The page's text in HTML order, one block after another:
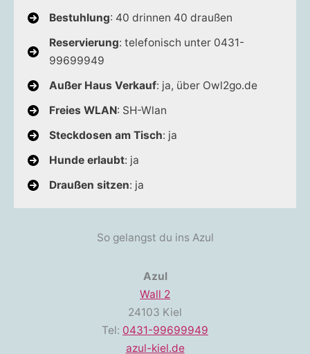
Bestuhlung: 40 drinnen 40 draußen
Reservierung: telefonisch unter 0431-
99699949
Außer Haus Verkauf: ja, über Owl2go.de
Freies WLAN: SH-Wlan
Steckdosen am Tisch: ja
Hunde erlaubt: ja
Draußen sitzen: ja
So gelangst du ins Azul
Azul
Wall 2
24103 Kiel
Tel: 0431-99699949
azul-kiel.de